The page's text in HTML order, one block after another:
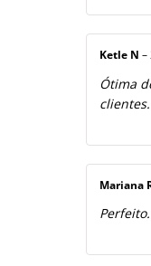
Ketle N –
Ótima
clientes.
Mariana